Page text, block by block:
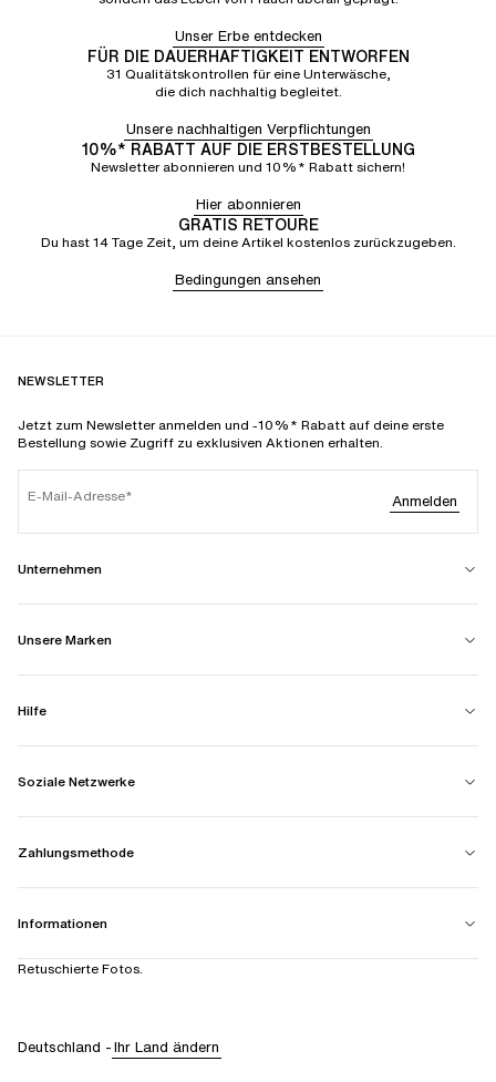
Unser Erbe entdecken
FÜR DIE DAUERHAFTIGKEIT ENTWORFEN
31 Qualitätskontrollen für eine Unterwäsche,
die dich nachhaltig begleitet.
Unsere nachhaltigen Verpflichtungen
10%* RABATT AUF DIE ERSTBESTELLUNG
Newsletter abonnieren und 10%* Rabatt sichern!
Hier abonnieren
GRATIS RETOURE
Du hast 14 Tage Zeit, um deine Artikel kostenlos zurückzugeben.
Bedingungen ansehen
NEWSLETTER
Jetzt zum Newsletter anmelden und -10%* Rabatt auf deine erste
Bestellung sowie Zugriff zu exklusiven Aktionen erhalten.
E-Mail-Adresse Anmelden
Unternehmen
Unsere Marken
Hilfe
Soziale Netzwerke
Zahlungsmethode
Informationen
Retuschierte Fotos.
Deutschland -Ihr Land ändern